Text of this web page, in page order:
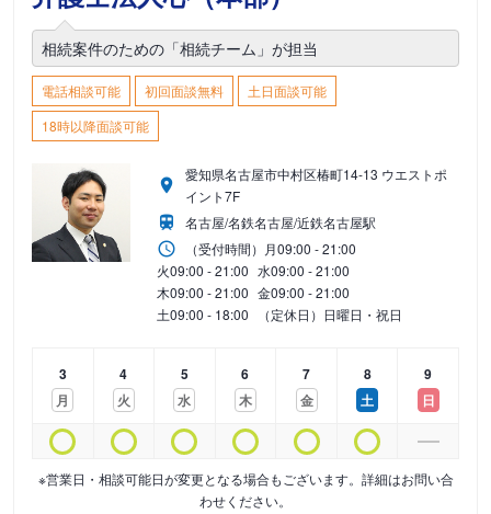
相続案件のための「相続チーム」が担当
電話相談可能 初回面談無料
土日面談可能
18時以降面談可能
愛知県名古屋市中村区椿町14-13 ウエストポ
イント7F
名古屋/名鉄名古屋/近鉄名古屋駅
（受付時間） 月09:00 - 21:00
火09:00 - 21:00 水09:00 - 21:00
木09:00 - 21:00 金09:00 - 21:00
土09:00 - 18:00 （定休日）日曜日・祝日
3
月
4
火
5
水
6
木
7
金
8
土
9
日
※営業日・相談可能日が変更となる場合もございます。詳細はお問い合
わせください。